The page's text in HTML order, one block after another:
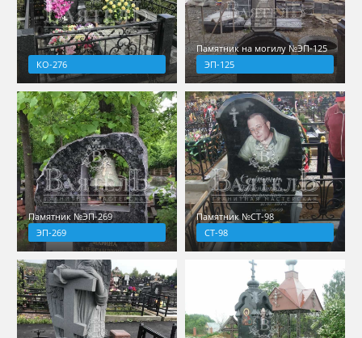
КО-276
Памятник на могилу №ЭП-125
ЭП-125
Памятник №ЭП-269
ЭП-269
Памятник №СТ-98
СТ-98